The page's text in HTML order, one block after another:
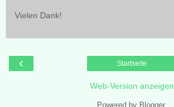
Vielen Dank!
‹ Startseite
Web-Version anzeigen
Powered by Blogger.